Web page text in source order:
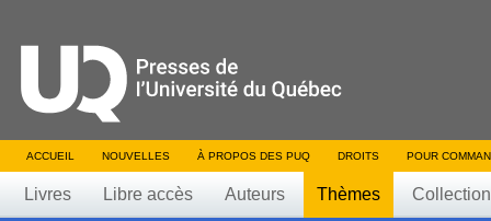
ACCUEIL NOUVELLES À PROPOS DES PUQ DROITS POUR
Livres Libre accès Auteurs Thèmes